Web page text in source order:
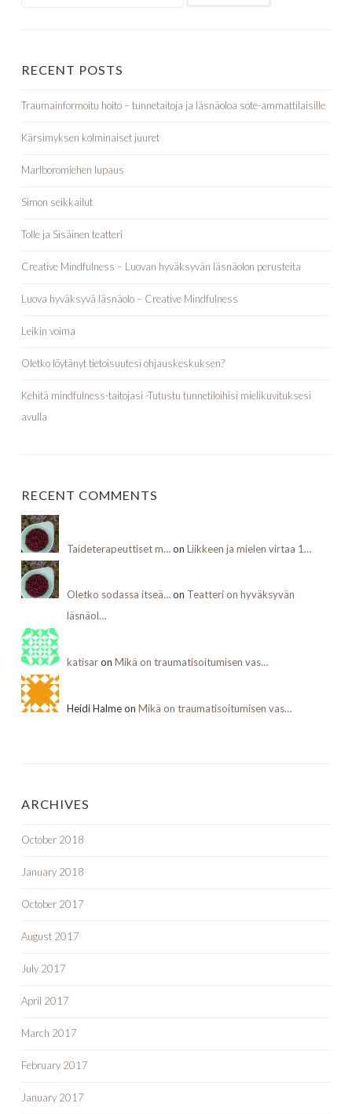
RECENT POSTS
Traumainformoitu hoito – tunnetaitoja ja läsnäoloa sote-ammattilaisille
Kärsimyksen kolminaiset juuret
Marlboromiehen lupaus
Simon seikkailut
Tolle ja Sisäinen teatteri
Creative Mindfulness – Luovan hyväksyvän läsnäolon perusteita
Luova hyväksyvä läsnäolo – Creative Mindfulness
Leikin voima
Oletko löytänyt tietoisuutesi ohjauskeskuksen?
Kehitä mindfulness-taitojasi -Tutustu tunnetiloihisi mielikuvituksesi
avulla
RECENT COMMENTS
Taideterapeuttiset m…on Liikkeen ja mielen virtaa 1…
Oletko sodassa itseä…on Teatteri on hyväksyvän
läsnäol…
katisaron Mikä on traumatisoitumisen vas…
Heidi Halme on Mikä on traumatisoitumisen vas…
ARCHIVES
October 2018
January 2018
October 2017
August 2017
July 2017
April 2017
March 2017
February 2017
January 2017